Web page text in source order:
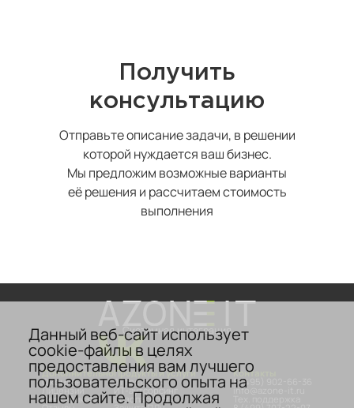
Получить
консультацию
Отправьте описание задачи, в решении
которой нуждается ваш бизнес.
Мы предложим возможные варианты
её решения и рассчитаем стоимость
выполнения
Системная интеграция
Дополнительно
О компании
Лицензии
Сертификаты
Продукты и услуги
Аттестация
ИТ-аутсорсинг
Безопасность
Контакты
8 (495) 902-66-36
info@azone-it.ru
Данный веб-сайт использует
cookie-файлы в целях
предоставления вам лучшего
пользовательского опыта на
нашем сайте. Продолжая